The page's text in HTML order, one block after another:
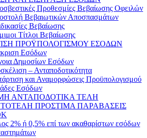
Προθεσμίες Βεβαίωσης Οφειλών
Βεβαιωτικών Αποσπασμάτων
Βεβαίωσης
Τίτλοι Βεβαίωσης
ΠΡΟΫΠΟΛΟΓΙΣΜΟΥ ΕΣΟΔΩΝ
Εσόδων
Δημοσίων Εσόδων
– Ανταποδοτικότητα
και Αναμορφώσεις Προϋπολογισμού
Εσόδων
ΑΝΤΑΠΟΔΟΤΙΚΑ ΤΕΛΗ
ΠΡΟΣΤΙΜΑ ΠΑΡΑΒΑΣΕΙΣ
2% ή 0,5% επί των ακαθαρίστων εσόδων